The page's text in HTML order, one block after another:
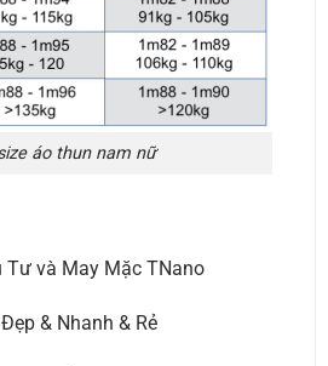
áo thun nam nữ
Tư và May Mặc TNano
& Nhanh & Rẻ